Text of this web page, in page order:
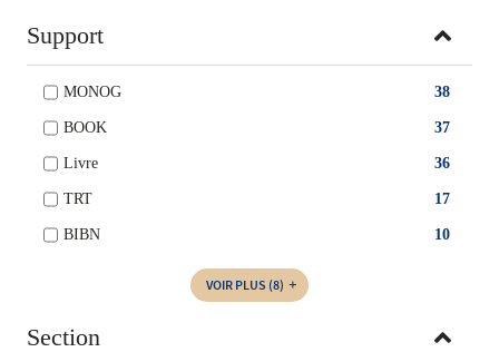
Support
38
MONOG
37
BOOK
36
Livre
17
TRT
10
BIBN
VOIR PLUS (8)
Section